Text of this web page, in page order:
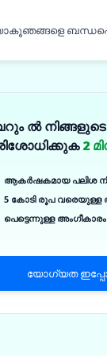
ഞങ്ങളെ
ൽ
2
ആകർഷകമായ പലിശ
5 കോടി രൂപ
പെട്ടെന്നുള്ള അംഗീകാരം
യോഗ്യത